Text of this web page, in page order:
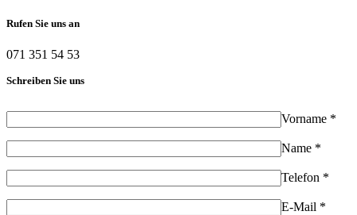
Rufen Sie uns an
071 351 54 53
Schreiben Sie uns
Vorname *
Name *
Telefon *
E-Mail *